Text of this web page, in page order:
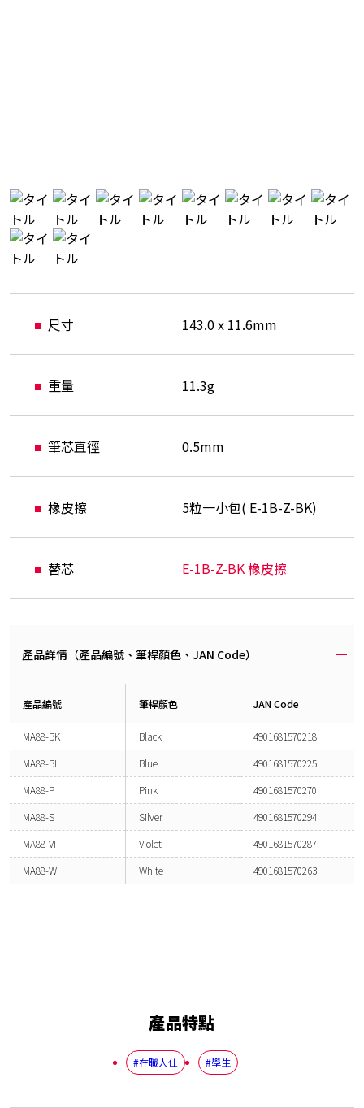
尺寸 143.0 x 11.6mm
重量 11.3g
筆芯直徑 0.5mm
橡皮擦 5粒一小包( E-1B-Z-BK)
替芯 E-1B-Z-BK 橡皮擦
產品詳情（產品編號、筆桿顏色、JAN Code）
產品編號 筆桿顏色 JAN Code
MA88-BK Black
4901681570218
MA88-BL
Blue
4901681570225
MA88-P
Pink
4901681570270
MA88-S
Silver
4901681570294
MA88-VI
Violet
4901681570287
MA88-W
White 4901681570263
產品特點
#在職人仕 #學生